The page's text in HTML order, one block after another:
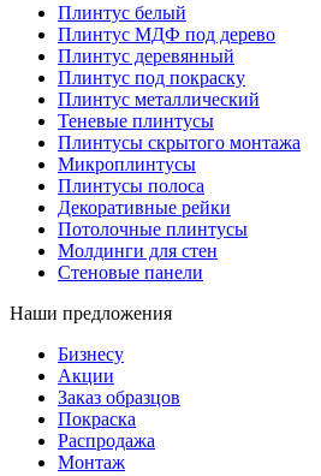
Плинтус белый
Плинтус МДФ под дерево
Плинтус деревянный
Плинтус под покраску
Плинтус металлический
Теневые плинтусы
Плинтусы скрытого монтажа
Микроплинтусы
Плинтусы полоса
Декоративные рейки
Потолочные плинтусы
Молдинги для стен
Стеновые панели
Наши предложения
Бизнесу
Акции
Заказ образцов
Покраска
Распродажа
Монтаж